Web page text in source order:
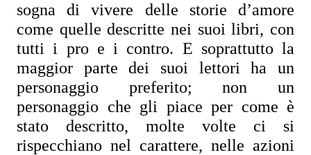
sogna di vivere delle storie d’amore
come quelle descritte nei suoi libri, con
tutti i pro e i contro. E soprattutto la
maggior parte dei suoi lettori ha un
personaggio preferito; non un
personaggio che gli piace per come è
stato descritto, molte volte ci si
rispecchiano nel carattere, nelle azioni